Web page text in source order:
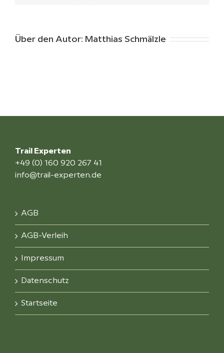
Über den Autor: Matthias Schmälzle
Trail Experten
+49 (0) 160 920 267 41
info@trail-experten.de
AGB
AGB-Verleih
Impressum
Datenschutz
Startseite